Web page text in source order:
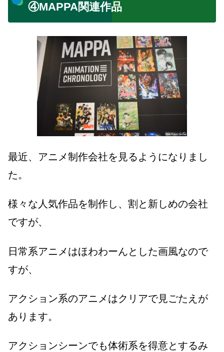
④MAPPA関連作品
最近、アニメ制作会社を見るようになりまし
た。
様々な人気作品を制作し、割と新しめの会社
ですが、
日常系アニメはほわわーんとした画風なので
すが、
アクション系のアニメはクリアで見ごたえが
あります。
アクションシーンでも体術系を得意とするみ